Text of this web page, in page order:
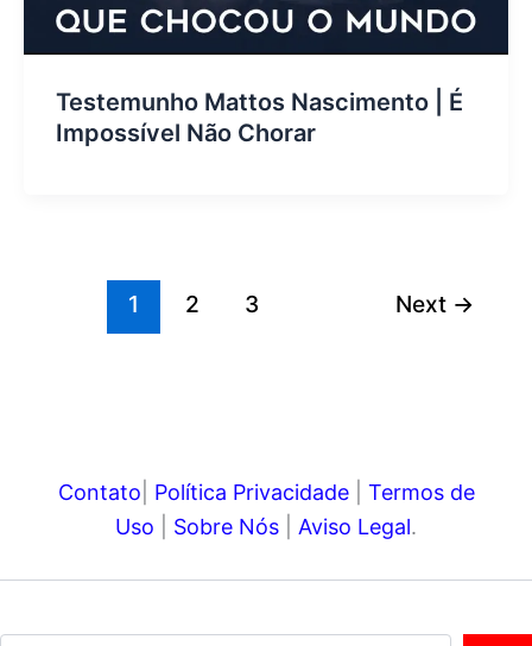
Testemunho Mattos Nascimento | É
Impossível Não Chorar
1 2 3 Next →
Contato Política Privacidade| Termos de
Uso
Sobre Nós Aviso Legal.